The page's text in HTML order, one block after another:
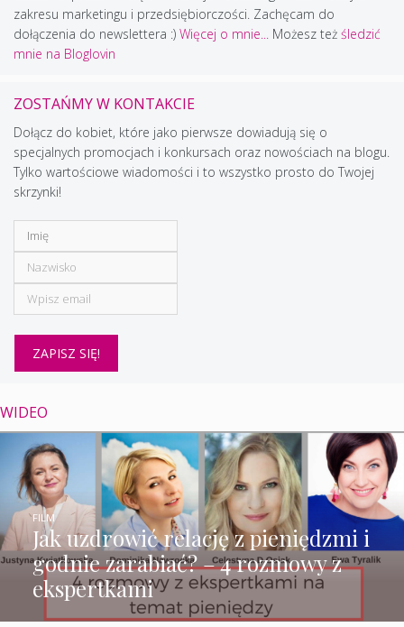
zakresu marketingu i przedsiębiorczości. Zachęcam do
dołączenia do newslettera :) Więcej o mnie... Możesz też śledzić
mnie na Bloglovin
ZOSTAŃMY W KONTAKCIE
Dołącz do kobiet, które jako pierwsze dowiadują się o
specjalnych promocjach i konkursach oraz nowościach na blogu.
Tylko wartościowe wiadomości i to wszystko prosto do Twojej
skrzynki!
WIDEO
Jak uzdrowić relację z pieniędzmi i
godnie zarabiać? – 4 rozmowy z
ekspertkami
FILM